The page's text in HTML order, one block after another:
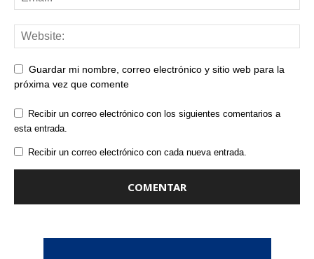
Guardar mi nombre, correo electrónico y sitio web para la
próxima vez que comente
Recibir un correo electrónico con los siguientes comentarios a
esta entrada.
Recibir un correo electrónico con cada nueva entrada.